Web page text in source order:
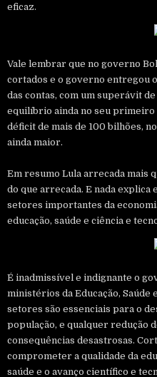
eficaz.
Vale lembrar que no governo
cortados e o governo entregou
das contas, com um superávit
equilíbrio ainda no seu primeiro
déficit de mais de 100 bilhões,
ainda maior.
Em resumo Lula arrecada mais
do que arrecada. E nada
setores importantes da
educação, saúde e ciência e
É inadmissível e indignante o
ministérios da Educação, Saúde
setores são essenciais para o
população, e qualquer redução
consequências desastrosas.
comprometer a qualidade da
saúde e o avanço científico e